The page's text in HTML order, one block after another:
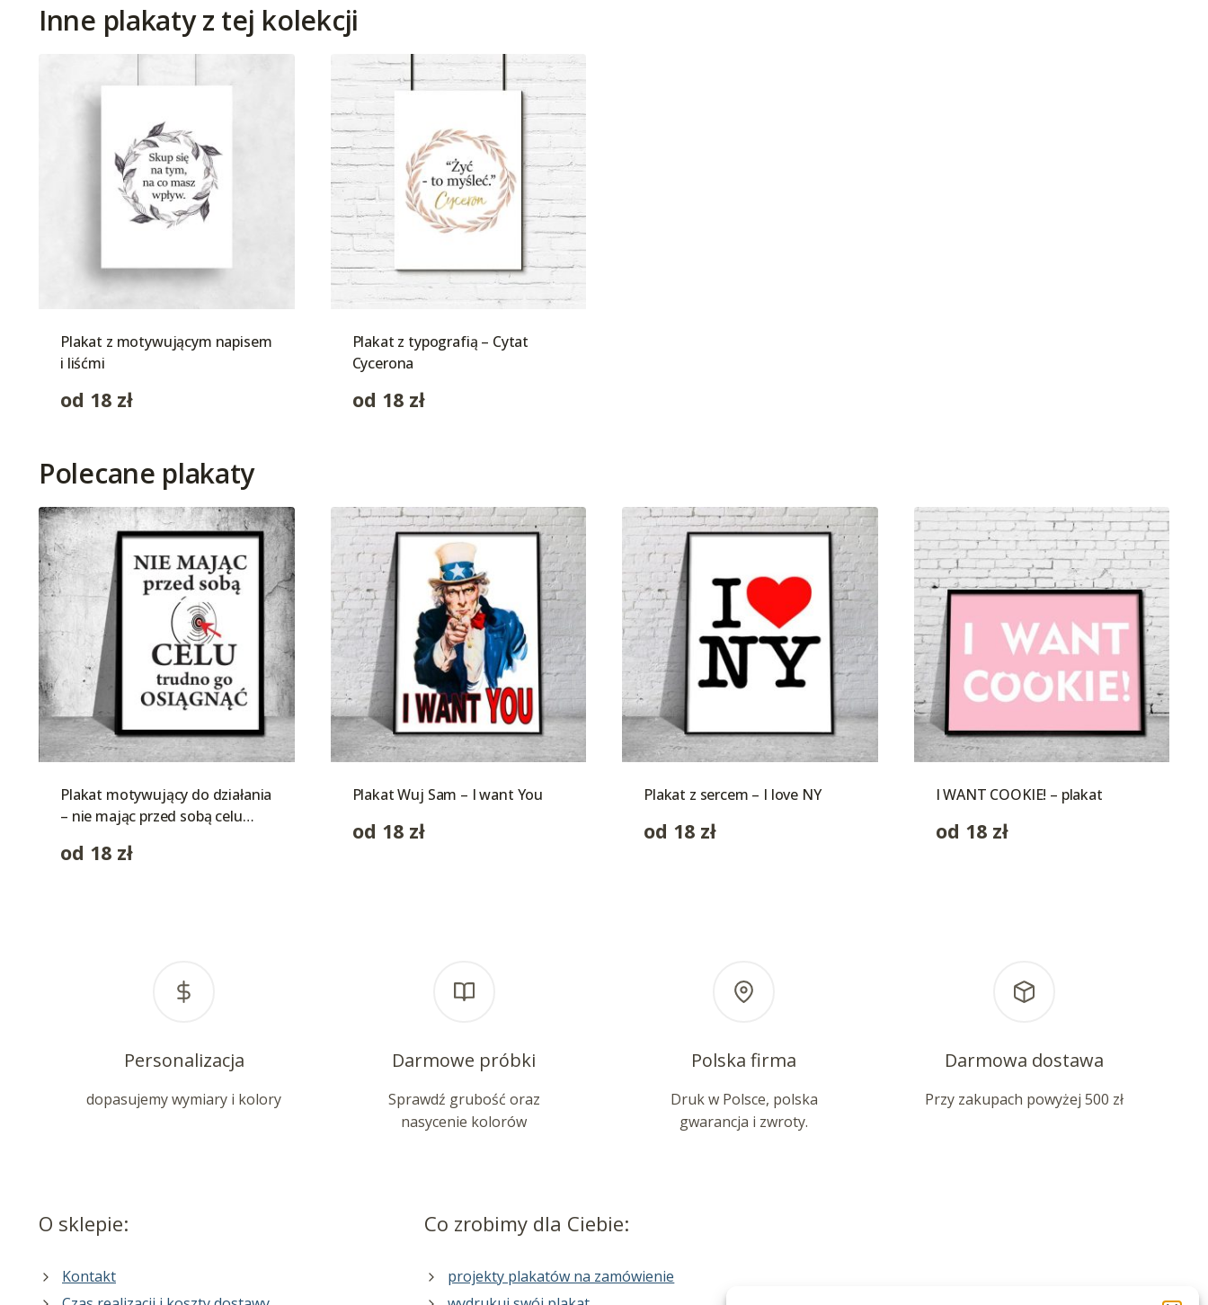
Inne plakaty z tej kolekcji
Plakat z motywującym napisem
i liśćmi
od 18 zł
Plakat z typografią – Cytat
Cycerona
od 18 zł
Polecane plakaty
Plakat motywujący do działania
– nie mając przed sobą celu…
od 18 zł
Plakat Wuj Sam – I want You
od 18 zł
Plakat z sercem – I love NY
od 18 zł
I WANT COOKIE! – plakat
od 18 zł
Personalizacja
dopasujemy wymiary i kolory
Darmowe próbki
Sprawdź grubość oraz
nasycenie kolorów
Polska firma
Druk w Polsce, polska
gwarancja i zwroty.
Darmowa dostawa
Przy zakupach powyżej 500 zł
O sklepie:
Kontakt
Co zrobimy dla Ciebie:
projekty plakatów na zamówienie